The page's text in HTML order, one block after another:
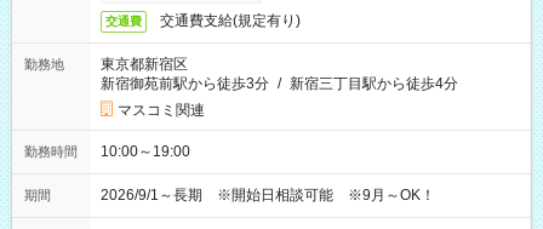
交通費 交通費支給(規定有り)
勤務地
東京都新宿区
新宿御苑前駅から徒歩3分 / 新宿三丁目駅から徒歩4分
マスコミ関連
勤務時間 10:00～19:00
期間 2026/9/1～長期 ※開始日相談可能 ※9月～OK！